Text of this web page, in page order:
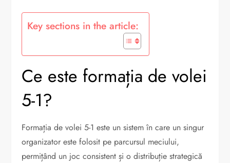
Key sections in the article:
Ce este formația de volei
5-1?
Formația de volei 5-1 este un sistem în care un singur
organizator este folosit pe parcursul meciului,
permițând un joc consistent și o distribuție strategică